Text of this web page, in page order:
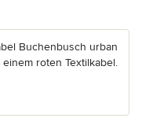
Sternen
Buchenbusch urban
roten Textilkabel.